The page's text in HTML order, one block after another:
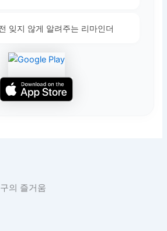
잊지 않게 알려주는 리마인더
의 즐거움